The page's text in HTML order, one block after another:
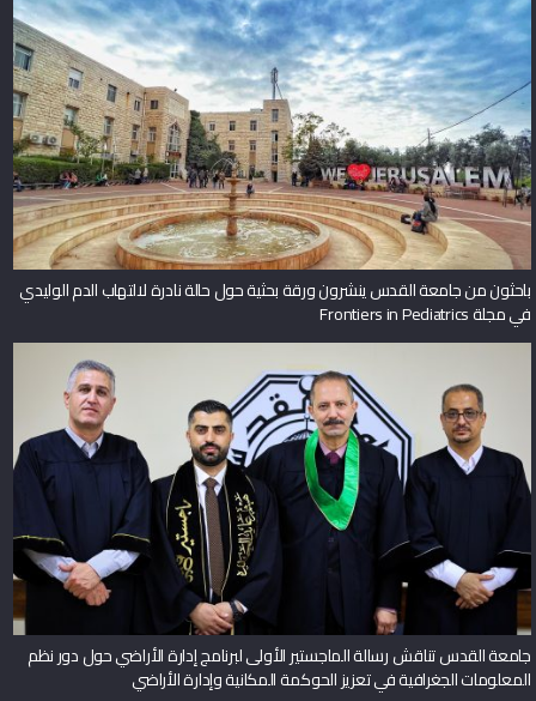
باحثون من جامعة القدس ينشرون ورقة بحثية حول حالة نادرة لالتهاب الدم الوليدي
في مجلة Frontiers in Pediatrics
جامعة القدس تناقش رسالة الماجستير الأولى لبرنامج إدارة الأراضي حول دور نظم
المعلومات الجغرافية في تعزيز الحوكمة المكانية وإدارة الأراضي